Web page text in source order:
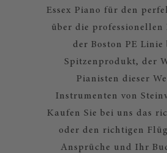
Essex Piano für den
über die professionellen
der Boston PE Linie
Spitzenprodukt, der
Pianisten dieser
Instrumenten von
Kaufen Sie bei uns das
oder den richtigen
Ansprüche und Ihr